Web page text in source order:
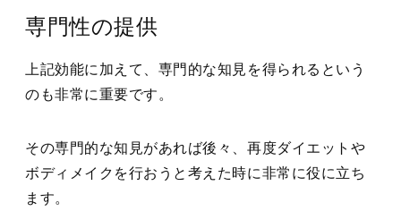
専門性の提供
上記効能に加えて、専門的な知見を得られるという
のも非常に重要です。
その専門的な知見があれば後々、再度ダイエットや
ボディメイクを行おうと考えた時に非常に役に立ち
ます。